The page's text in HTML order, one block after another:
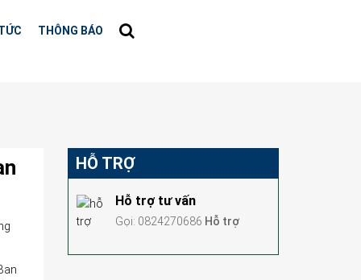
THÔNG BÁO
HỖ TRỢ
Hỗ trợ tư vấn
Gọi: 0824270686 Hỗ trợ